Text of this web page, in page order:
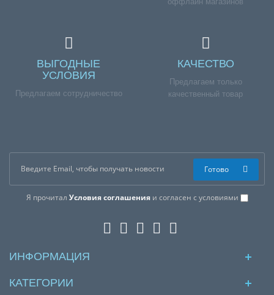
ВЫГОДНЫЕ
УСЛОВИЯ
Предлагаем сотрудничество
КАЧЕСТВО
Предлагаем только
качественный товар
Я прочитал Условия соглашенияи согласен с условиями
Готово
ИНФОРМАЦИЯ
КАТЕГОРИИ